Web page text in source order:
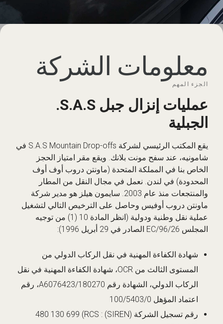
معلومات الشركة
الجزء المهم
عمليات إنزال جبل S.A.S.
الجبلية
يقع المكتب الرئيسي لشركة S.A.S Mountain Drop-offs في
شامونيه، عند سفح مونت بلانك. ويقع مقر امتياز الحجز
الخاص بنا في المملكة المتحدة (ماونتن دروب أوف أوف
المحدودة) في لندن. نعمل في مجال النقل من المطار
والمنتجعات منذ عام 2003. سايمون هيلز هو مدير شركة
ماونتن دروب أوفيس وحاصل على الترخيص التالي لتشغيل
عملية نقل وطنية ودولية (انظر المادة 10 (1) من توجيه
المجلس 96/26/EC الصادر في 29 أبريل 1996):
شهادة الكفاءة المهنية في نقل الركاب الدولي من
المستوى الثالث من OCR، شهادة الكفاءة المهنية في نقل
الركاب الدولي، الشهادة رقم A6076423/180270، رقم
اعتماد المؤهل 100/5403/0
رقم تسجيل الشركة (SIREN) : 480 130 699 (RCS